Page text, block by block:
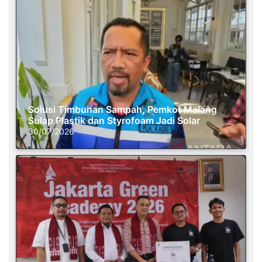
Solusi Timbunan Sampah, Pemkot Malang
Sulap Plastik dan Styrofoam Jadi Solar
30/07/2026